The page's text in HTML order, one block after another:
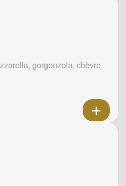
gorgonzola, chèvre,